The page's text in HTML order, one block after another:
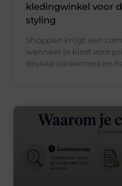
kledingwinkel voor
styling
Shoppen krijgt een
wanneer je kiest voor
drukke paskamers en